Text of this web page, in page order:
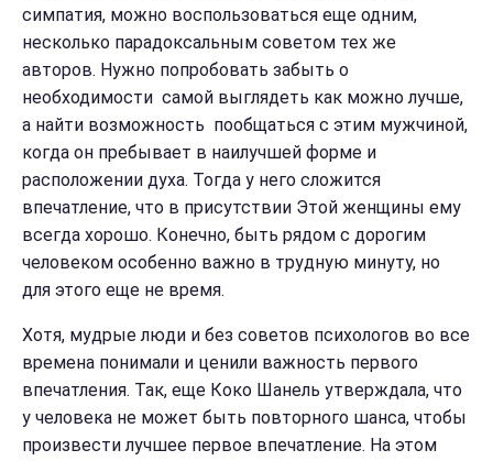
симпатия, можно воспользоваться еще одним,
несколько парадоксальным советом тех же
авторов. Нужно попробовать забыть о
необходимости самой выглядеть как можно лучше,
а найти возможность пообщаться с этим мужчиной,
когда он пребывает в наилучшей форме и
расположении духа. Тогда у него сложится
впечатление, что в присутствии Этой женщины ему
всегда хорошо. Конечно, быть рядом с дорогим
человеком особенно важно в трудную минуту, но
для этого еще не время.
Хотя, мудрые люди и без советов психологов во все
времена понимали и ценили важность первого
впечатления. Так, еще Коко Шанель утверждала, что
у человека не может быть повторного шанса, чтобы
произвести лучшее первое впечатление. На этом